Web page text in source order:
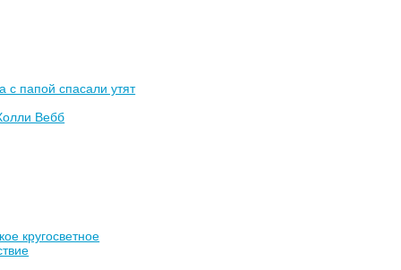
с папой спасали утят
Вебб
кругосветное